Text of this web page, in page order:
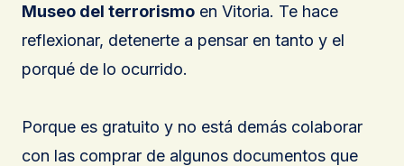
Museo del terrorismo en Vitoria. Te hace
reflexionar, detenerte a pensar en tanto y el
porqué de lo ocurrido.
Porque es gratuito y no está demás colaborar
con las comprar de algunos documentos que